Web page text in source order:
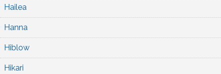
Hailea
Hanna
Hiblow
Hikari